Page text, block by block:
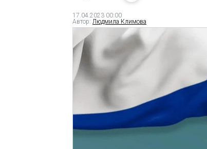
17.04.2023 00:00
Автор: Людмила Климова